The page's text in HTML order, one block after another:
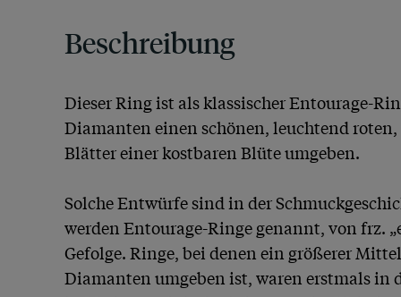
Beschreibung
Dieser Ring ist als klassischer Entourage-
Diamanten einen schönen, leuchtend
Blätter einer kostbaren Blüte umgeben.
Solche Entwürfe sind in der
werden Entourage-Ringe genannt, von frz.
Gefolge. Ringe, bei denen ein größerer
Diamanten umgeben ist, waren erstmals in